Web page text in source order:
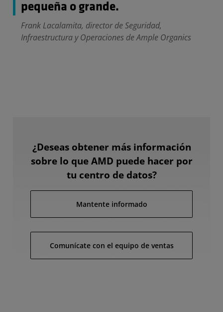
pequeña o grande.
Frank Lacalamita, director de Seguridad,
Infraestructura y Operaciones de Ample Organics
¿Deseas obtener más información
sobre lo que AMD puede hacer por
tu centro de datos?
Mantente informado
Comunícate con el equipo de ventas